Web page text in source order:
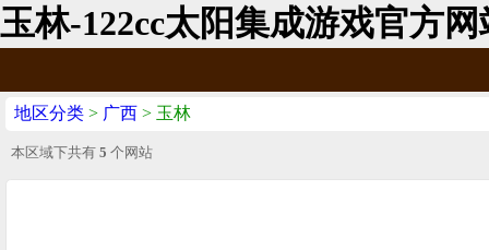
玉林-122cc太阳集成游戏官方网
地区分类 > 广西 > 玉林
本区域下共有 5 个网站